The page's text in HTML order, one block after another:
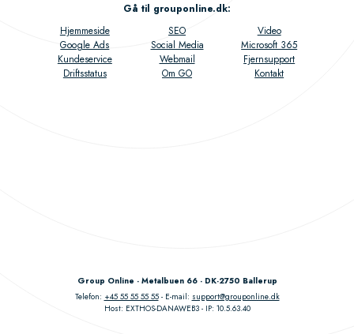
Gå til grouponline.dk:
Hjemmeside
SEO
Video
Google Ads
Social Media
Microsoft 365
Kundeservice
Webmail
Fjernsupport
Driftsstatus
Om GO Kontakt
Group Online - Metalbuen 66 - DK-2750 Ballerup
Telefon: +45 55 55 55 55 E-mail: support@grouponline.dk
Host: EXTHOS-DANAWEB3
IP: 10.5.63.40